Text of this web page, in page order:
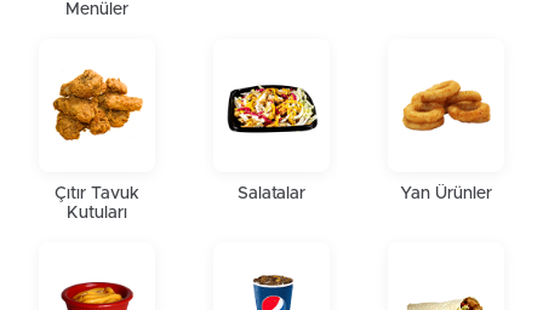
Menüler
Çıtır Tavuk
Kutuları
Salatalar Yan Ürünler